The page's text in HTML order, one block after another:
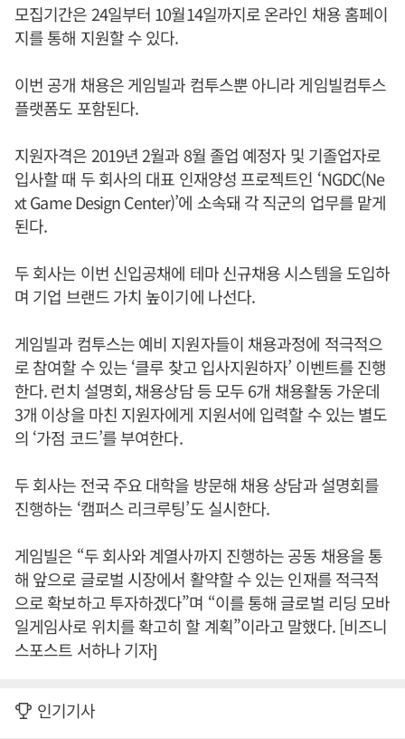
모집기간은 24일부터 10월14일까지로 온라인 채용 홈페이
지를 통해 지원할 수 있다.
이번 공개 채용은 게임빌과 컴투스뿐 아니라 게임빌컴투스
플랫폼도 포함된다.
지원자격은 2019년 2월과 8월 졸업 예정자 및 기졸업자로
입사할 때 두 회사의 대표 인재양성 프로젝트인 ‘NGDC(Ne
xt Game Design Center)’에 소속돼 각 직군의 업무를 맡게
된다.
두 회사는 이번 신입공채에 테마 신규채용 시스템을 도입하
며 기업 브랜드 가치 높이기에 나선다.
게임빌과 컴투스는 예비 지원자들이 채용과정에 적극적으
로 참여할 수 있는 ‘클루 찾고 입사지원하자’ 이벤트를 진행
한다. 런치 설명회, 채용상담 등 모두 6개 채용활동 가운데
3개 이상을 마친 지원자에게 지원서에 입력할 수 있는 별도
의 ‘가점 코드’를 부여한다.
두 회사는 전국 주요 대학을 방문해 채용 상담과 설명회를
진행하는 ‘캠퍼스 리크루팅’도 실시한다.
게임빌은 “두 회사와 계열사까지 진행하는 공동 채용을 통
해 앞으로 글로벌 시장에서 활약할 수 있는 인재를 적극적
으로 확보하고 투자하겠다”며 “이를 통해 글로벌 리딩 모바
일게임사로 위치를 확고히 할 계획”이라고 말했다. [비즈니
스포스트 서하나 기자]
인기기사